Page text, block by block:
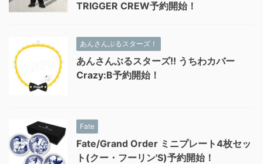
TRIGGER CREW予約開始！
あんさんぶるスターズ！
あんさんぶるスターズ!! うちわカバー
Crazy:B予約開始！
Fate
Fate/Grand Order ミニプレート4枚セッ
ト(クー・フーリン'S)予約開始！